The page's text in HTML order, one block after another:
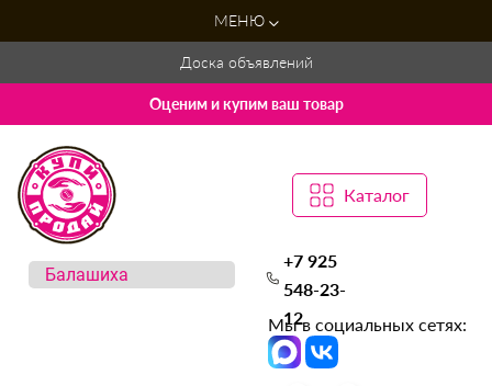
МЕНЮ
Доска объявлений
Оценим и купим ваш товар
Каталог
+7 925
548-23-
12
Мы в социальных сетях: